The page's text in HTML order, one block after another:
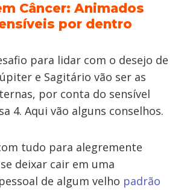
Câncer: Animados
por dentro
para lidar com o desejo de
e Sagitário vão ser as
por conta do sensível
4. Aqui vão alguns conselhos.
tudo para alegremente
deixar cair em uma
de algum velho padrão